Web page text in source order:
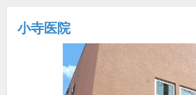
小寺医院